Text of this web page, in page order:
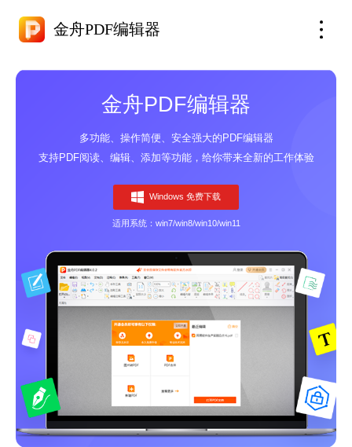
金舟PDF编辑器
金舟PDF编辑器
多功能、操作简便、安全强大的PDF编辑器
支持PDF阅读、编辑、添加等功能，给你带来全新的工作体验
Windows 免费下载
适用系统：win7/win8/win10/win11